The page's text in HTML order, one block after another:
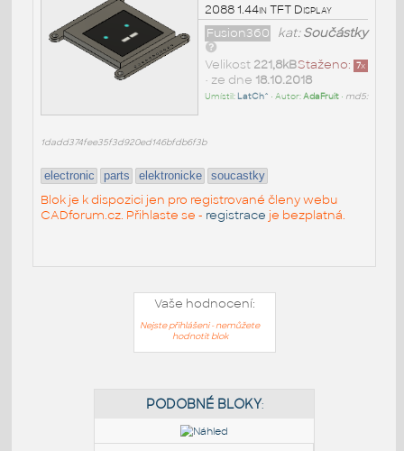
2088 1.44in TFT Display
kat:Součástky
Fusion360
Staženo: 7x
Velikost 221,8kB
• ze dne 18.10.2018
Umístil: LatCh^ • Autor:AdaFruit• md5:
1dadd374fee35f3d920ed146bfdb6f3b
electronic parts elektronicke soucastky
Blok je k dispozici jen pro registrované členy webu
CADforum.cz. Přihlaste se - registrace je bezplatná.
Vaše hodnocení:
Nejste přihlášeni - nemůžete
hodnotit blok